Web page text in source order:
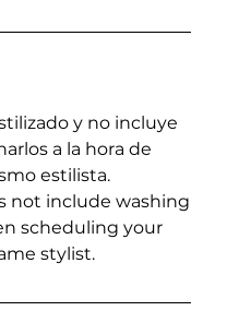
y no incluye
a la hora de
estilista.
not include washing
scheduling your
stylist.